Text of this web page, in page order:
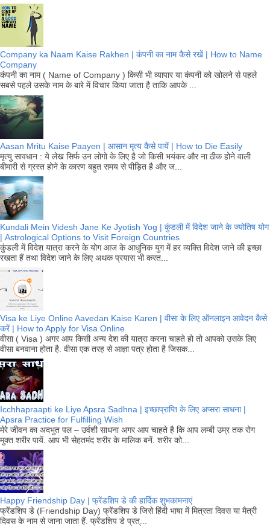
Company ka Naam Kaise Rakhen | कंपनी का नाम कैसे रखें | How to Name
Company
कंपनी का नाम ( Name of Company ) किसी भी व्यापार या कंपनी को खोलने से पहले
सबसे पहले उसके नाम के बारे में विचार किया जाता है ताकि आपके ...
Aasan Mritu Kaise Paayen | आसान मृत्य कैसे पायें | How to Die Easily
मृत्यु सावधान : ये लेख सिर्फ उन लोगो के लिए है जो किसी भयंकर और ना ठीक होने वाली
बीमारी से ग्रस्त होने के कारण बहुत समय से पीड़ित है और ज...
Kundali Mein Videsh Jane Ke Jyotish Yog | कुंडली में विदेश जाने के ज्योतिष योग
| Astrological Options to Visit Foreign Countries
कुंडली में विदेश यात्रा करने के योग आज के आधुनिक युग में हर व्यक्ति विदेश जाने की इच्छा
रखता हैं तथा विदेश जाने के लिए अथक प्रयास भी करत...
Visa ke Liye Online Aavedan Kaise Karen | वीसा के लिए ऑनलाइन आवेदन कैसे
करें | How to Apply for Visa Online
वीसा ( Visa ) अगर आप किसी अन्य देश की यात्रा करना चाहते हो तो आपको उसके लिए
वीसा बनवाना होता है. वीसा एक तरह से आज्ञा पत्र होता है जिसक...
Icchhapraapti ke Liye Apsra Sadhna | इच्छाप्राप्ति के लिए अप्सरा साधना |
Apsra Practice for Fulfilling Wish
मेरे जीवन का अदभुत पल – उर्वशी साधना अगर आप चाहते है कि आप लम्बी उम्र तक रोग
मुक्त शरीर पायें. आप भी सेहतमंद शरीर के मालिक बनें. शरीर को...
Happy Friendship Day | फ्रेंडशिप डे की हार्दिक शुभकामनाएं
फ्रेंडशिप डे (Friendship Day) फ्रेंडशिप डे जिसे हिंदी भाषा में मित्रता दिवस या मैत्री
दिवस के नाम से जाना जाता हैं. फ्रेंडशिप डे प्रत्...